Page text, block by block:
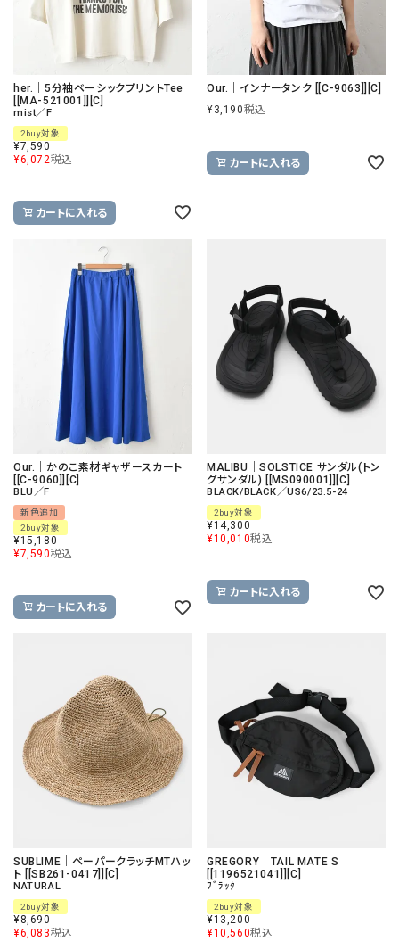
her.｜5分袖ベーシックプリントTee
[[MA-521001]][C]
mist／F
2buy対象
¥7,590
¥6,072税込
カートに入れる
Our.｜インナータンク [[C-9063]][C]
¥3,190税込
カートに入れる
Our.｜かのこ素材ギャザースカート
[[C-9060]][C]
BLU／F
新色追加
2buy対象
¥15,180
¥7,590税込
カートに入れる
MALIBU｜SOLSTICE サンダル(トン
グサンダル) [[MS090001]][C]
BLACK/BLACK／US6/23.5-24
2buy対象
¥14,300
¥10,010税込
カートに入れる
SUBLIME｜ペーパークラッチMTハッ
ト [[SB261-0417]][C]
NATURAL
2buy対象
¥8,690
¥6,083税込
GREGORY｜TAIL MATE S
[[1196521041]][C]
ﾌﾞﾗｯｸ
2buy対象
¥13,200
¥10,560税込